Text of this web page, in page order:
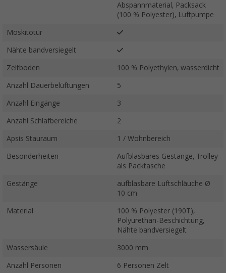
Abspannmaterial, Packsack
(100 % Polyester), Luftpumpe
Moskitotür
Nähte bandversiegelt
Zeltboden 100 % Polyethylen, wasserdicht
Anzahl Dauerbelüftungen 5
Anzahl Eingänge 3
Anzahl Schlafbereiche 2
Apsis Stauraum 1 / Wohnbereich
Besonderheiten
Aufblasbares Gestänge, Trolley
als Packtasche
Gestänge
aufblasbare Luftschläuche Ø
10 cm
Material
100 % Polyester (190T),
Polyurethan-Beschichtung,
Nähte bandversiegelt
Wassersäule 3000 mm
Anzahl Personen 6 Personen Zelt